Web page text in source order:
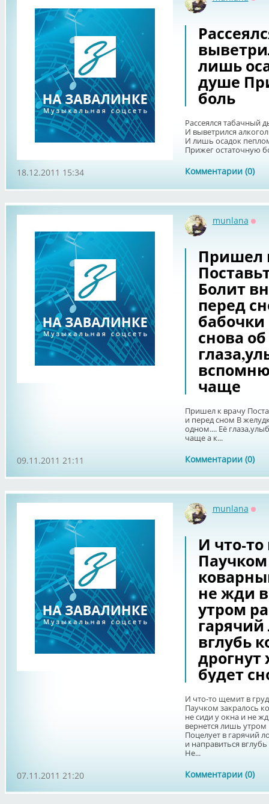
лишь
душе
боль
Рассеялся табачный
И выветрился
И лишь осадок
Прижег остаточную
Комментарии (0)
18.12.2011 15:34
munlana
Пришел
Болит
перед
снова
чаще
Пришел к врачу
и перед сном В
одном.... Её
чаще а к...
Комментарии (0)
09.11.2011 21:11
munlana
И что-
не жди
утром
гарячий
вглубь
дрогнут
будет
И что-то щемит в
Паучком закралось
не сиди у окна и не
вернется лишь
Поцелует в гарячий
и направиться
Не...
Комментарии (0)
07.11.2011 21:20